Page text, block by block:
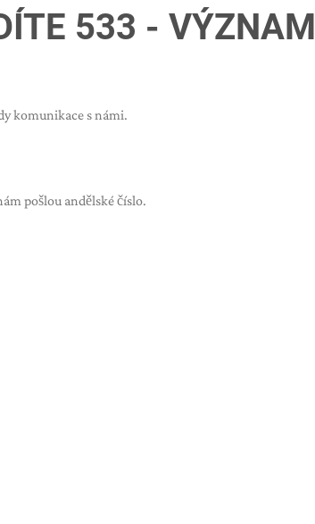
533 - VÝZNAM
komunikace s námi.
pošlou andělské číslo.